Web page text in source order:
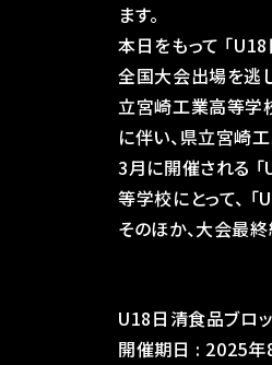
ます。
本日をもって 「
全国大会出場を逃
立宮崎工業高等学
に伴い、県立宮崎
3月に開催される
等学校にとって、
そのほか、大会最
U18日清食品ブロ
開催期日 : 2025